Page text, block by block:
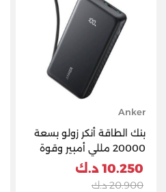
Anker
بنك الطاقة أنكر زولو بسعة
20000 مللي أمبير وقوة
22.5 واط - أسود
10.250 د.ك
20.900 د.ك